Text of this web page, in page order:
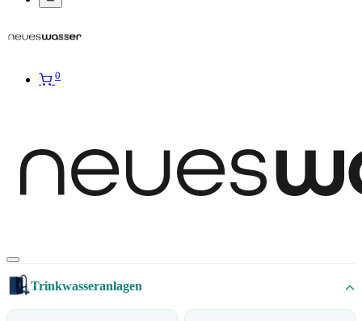
0
Trinkwasseranlagen